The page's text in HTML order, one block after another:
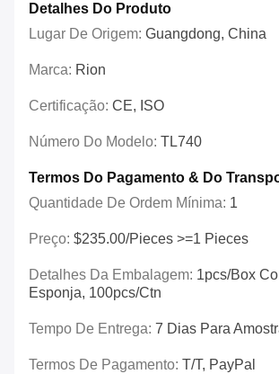
Detalhes Do Produto
Lugar De Origem: Guangdong, China
Marca: Rion
Certificação: CE, ISO
Número Do Modelo: TL740
Termos Do Pagamento & Do
Quantidade De Ordem Mínima: 1
Preço: $235.00/Pieces >=1 Pieces
Detalhes Da Embalagem: 1pcs/box
Esponja, 100pcs/ctn
Tempo De Entrega: 7 Dias Para
Termos De Pagamento: T/T, PayPal